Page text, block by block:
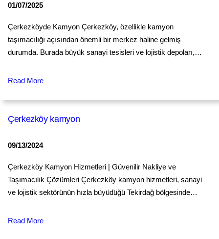
01/07/2025
Çerkezköyde Kamyon Çerkezköy, özellikle kamyon
taşımacılığı açısından önemli bir merkez haline gelmiş
durumda. Burada büyük sanayi tesisleri ve lojistik depoları,…
Read More
Çerkezköy kamyon
09/13/2024
Çerkezköy Kamyon Hizmetleri | Güvenilir Nakliye ve
Taşımacılık Çözümleri Çerkezköy kamyon hizmetleri, sanayi
ve lojistik sektörünün hızla büyüdüğü Tekirdağ bölgesinde…
Read More